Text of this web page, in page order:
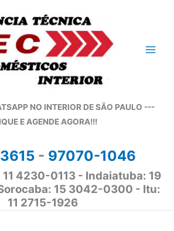
NO INTERIOR DE SÃO PAULO ---
E AGENDE AGORA!!!
- 97070-1046
4230-0113 - Indaiatuba: 19
15 3042-0300 - Itu:
11 2715-1926